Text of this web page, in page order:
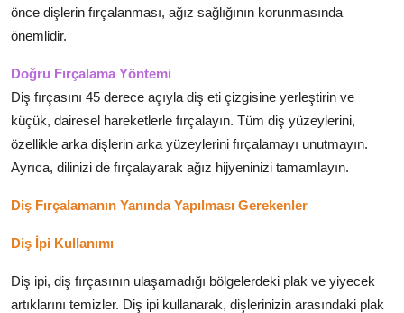
önce dişlerin fırçalanması, ağız sağlığının korunmasında
önemlidir.
Doğru Fırçalama Yöntemi
Diş fırçasını 45 derece açıyla diş eti çizgisine yerleştirin ve
küçük, dairesel hareketlerle fırçalayın. Tüm diş yüzeylerini,
özellikle arka dişlerin arka yüzeylerini fırçalamayı unutmayın.
Ayrıca, dilinizi de fırçalayarak ağız hijyeninizi tamamlayın.
Diş Fırçalamanın Yanında Yapılması Gerekenler
Diş İpi Kullanımı
Diş ipi, diş fırçasının ulaşamadığı bölgelerdeki plak ve yiyecek
artıklarını temizler. Diş ipi kullanarak, dişlerinizin arasındaki plak